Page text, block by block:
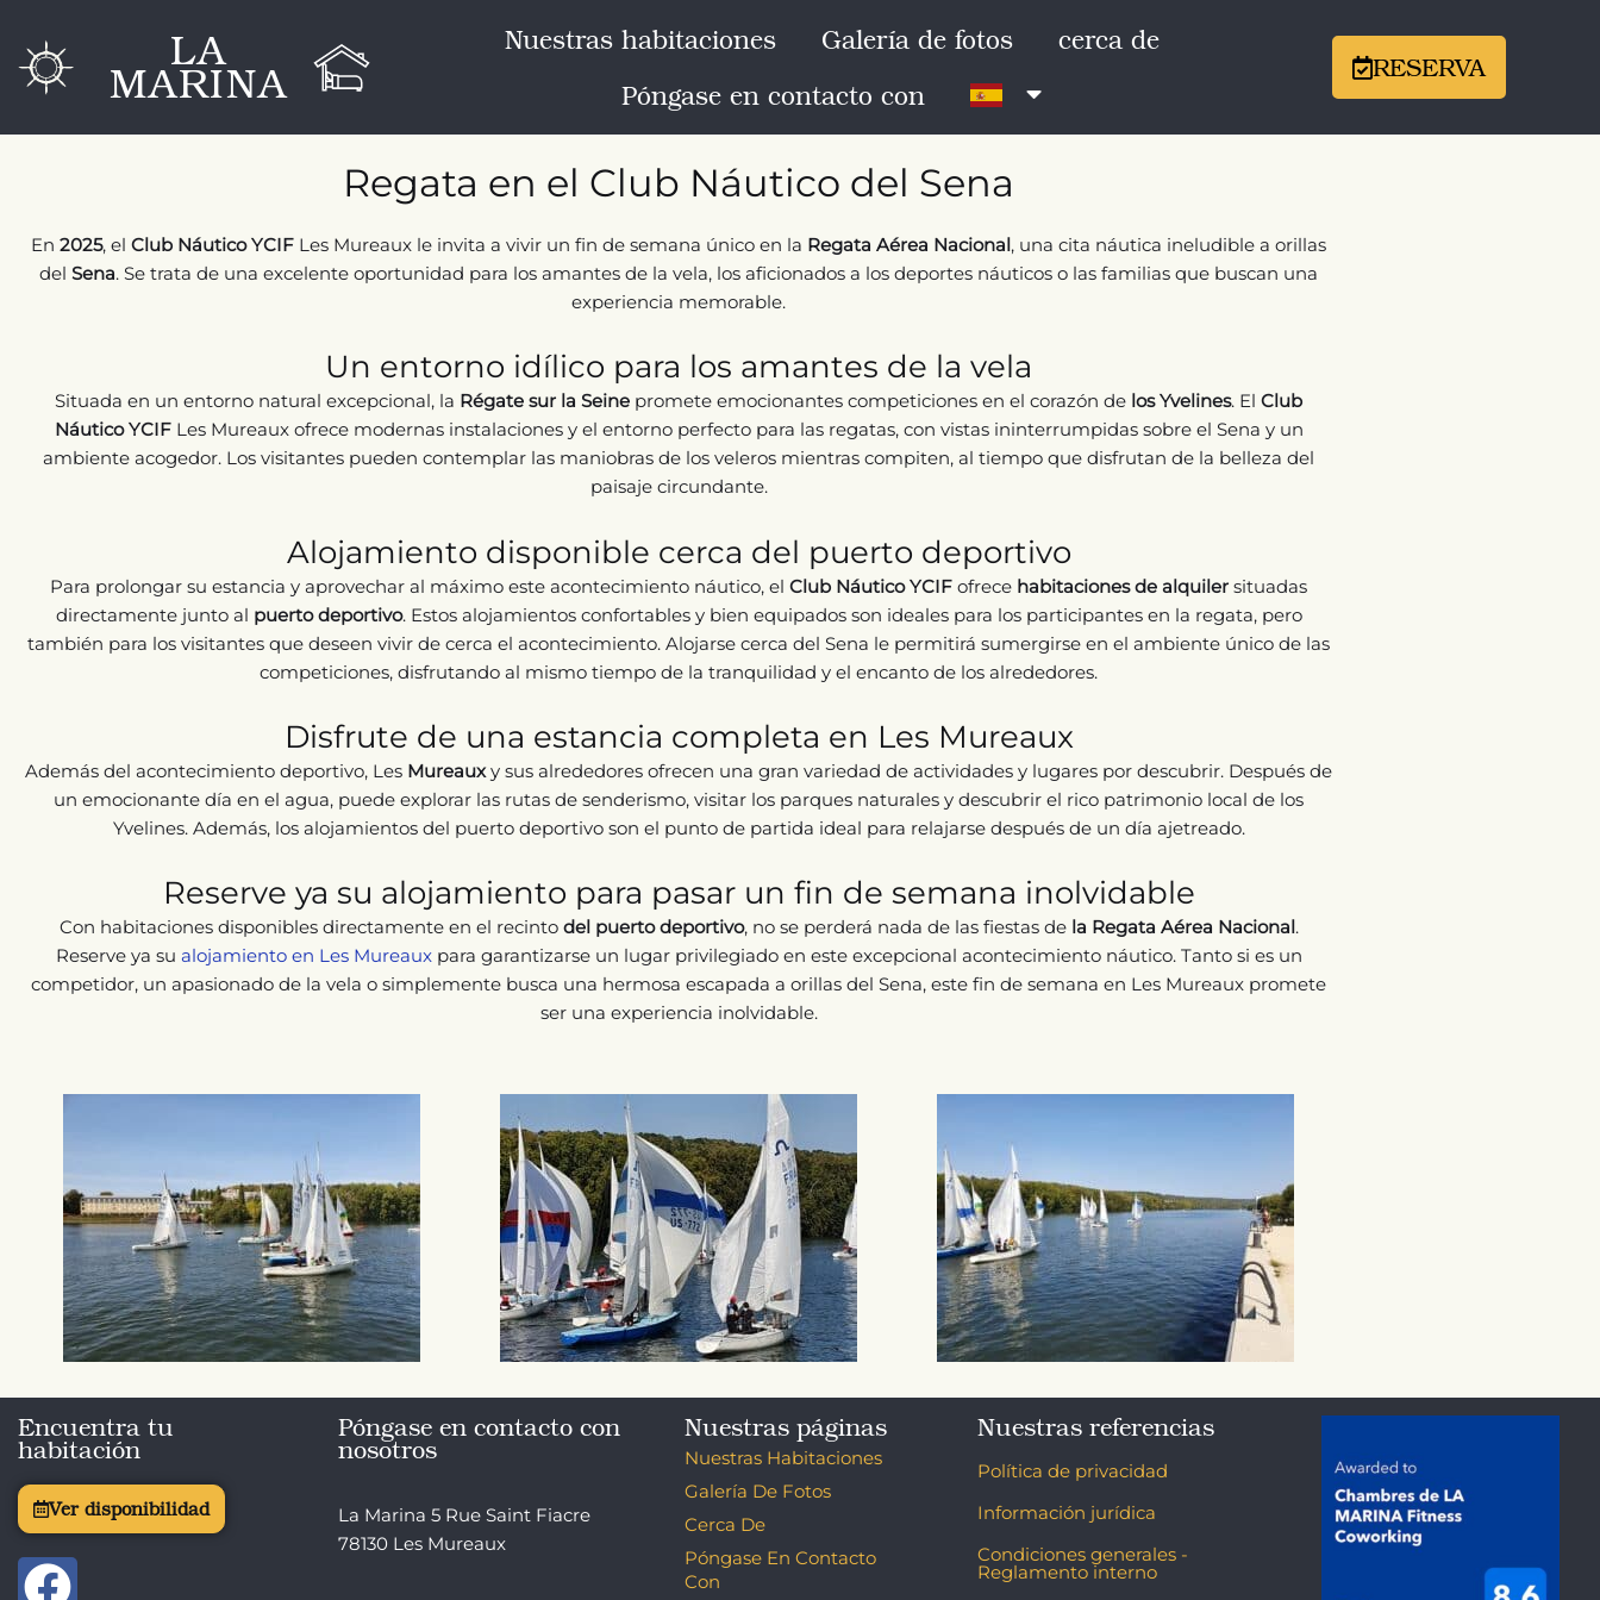
contenido
LA
MARINA
Nuestras habitaciones Galería de fotos
cerca de
Póngase en contacto con
RESERVA
Regata en el Club Náutico del Sena
En 2025, el Club Náutico YCIF Les Mureaux le invita a vivir un fin de semana único en la Regata Aérea Nacional, una cita náutica ineludible a orillas
del Sena. Se trata de una excelente oportunidad para los amantes de la vela, los aficionados a los deportes náuticos o las familias que buscan una
experiencia memorable.
Un entorno idílico para los amantes de la vela
Situada en un entorno natural excepcional, la Régate sur la Seine promete emocionantes competiciones en el corazón de los Yvelines. El Club
Náutico YCIFLes Mureaux ofrece modernas instalaciones y el entorno perfecto para las regatas, con vistas ininterrumpidas sobre el Sena y un
ambiente acogedor. Los visitantes pueden contemplar las maniobras de los veleros mientras compiten, al tiempo que disfrutan de la belleza del
paisaje circundante.
Alojamiento disponible cerca del puerto deportivo
Para prolongar su estancia y aprovechar al máximo este acontecimiento náutico, el Club Náutico YCIF ofrece habitaciones de alquiler situadas
directamente junto al puerto deportivo. Estos alojamientos confortables y bien equipados son ideales para los participantes en la regata, pero
también para los visitantes que deseen vivir de cerca el acontecimiento. Alojarse cerca del Sena le permitirá sumergirse en el ambiente único de las
competiciones, disfrutando al mismo tiempo de la tranquilidad y el encanto de los alrededores.
Disfrute de una estancia completa en Les Mureaux
Además del acontecimiento deportivo, Les Mureauxy sus alrededores ofrecen una gran variedad de actividades y lugares por descubrir. Después de
un emocionante día en el agua, puede explorar las rutas de senderismo, visitar los parques naturales y descubrir el rico patrimonio local de los
Yvelines. Además, los alojamientos del puerto deportivo son el punto de partida ideal para relajarse después de un día ajetreado.
Reserve ya su alojamiento para pasar un fin de semana inolvidable
Con habitaciones disponibles directamente en el recinto del puerto deportivo, no se perderá nada de las fiestas de la Regata Aérea Nacional.
Reserve ya su alojamiento en Les Mureauxpara garantizarse un lugar privilegiado en este excepcional acontecimiento náutico. Tanto si es un
competidor, un apasionado de la vela o simplemente busca una hermosa escapada a orillas del Sena, este fin de semana en Les Mureaux promete
ser una experiencia inolvidable.
Encuentra tu
habitación
Ver disponibilidad
F
Póngase en contacto con
nosotros
La Marina 5 Rue Saint Fiacre
78130 Les Mureaux
Nuestras páginas
Nuestras Habitaciones
Galería De Fotos
Cerca De
Póngase En Contacto
Con
Nuestras referencias
Política de privacidad
Información jurídica
Condiciones generales -
Reglamento interno